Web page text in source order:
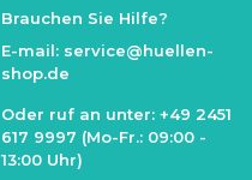
Brauchen Sie Hilfe?
E-mail: service@huellen-
shop.de
Oder ruf an unter: +49 2451
617 9997 (Mo-Fr.: 09:00 -
13:00 Uhr)